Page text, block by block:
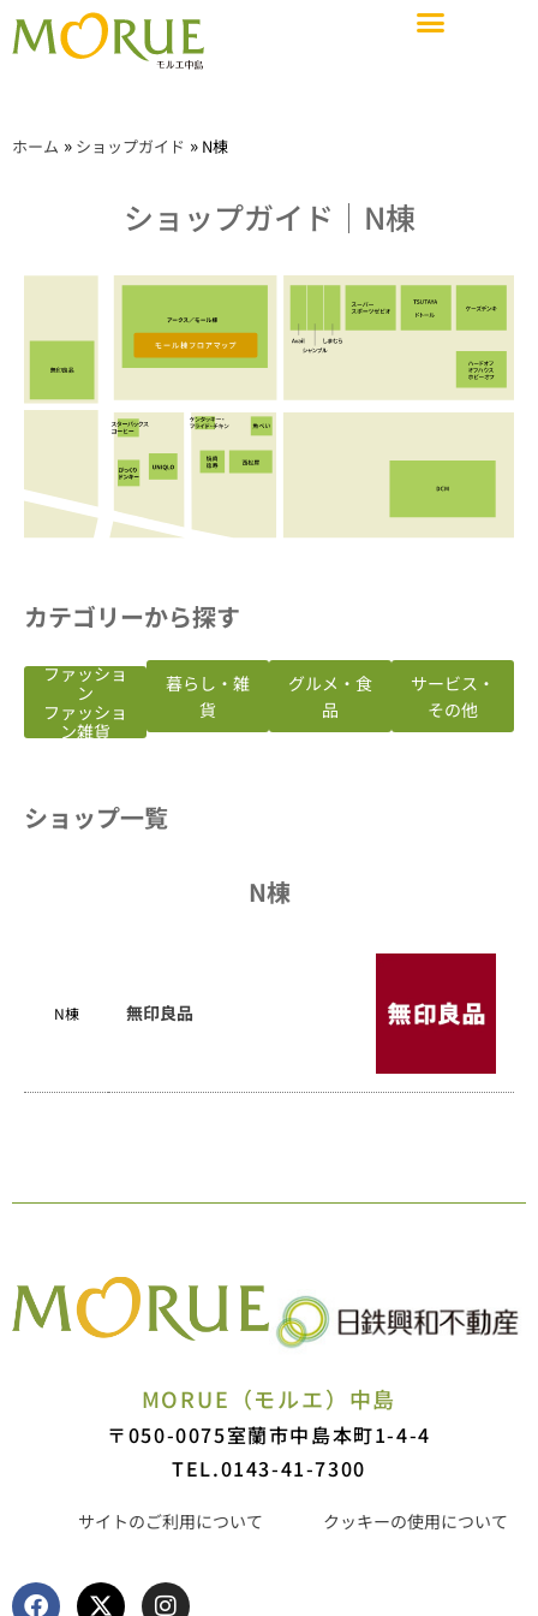
アクセス
求人情報
イベントスペース&会議室
ホーム » ショップガイド » N棟
ショップガイド│N棟
カテゴリーから探す
ファッショ
ン
ファッショ
ン雑貨
暮らし・雑
貨
グルメ・食
品
サービス・
その他
ショップ一覧
N棟
N棟 無印良品
MORUE（モルエ）中島
〒050-0075室蘭市中島本町1-4-4
TEL.0143-41-7300
サイトのご利用について クッキーの使用について